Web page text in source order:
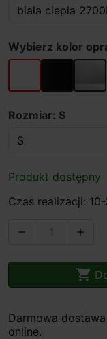
Wybierz kolor
biały czarnyszary
Rozmiar: S
Produkt dostępny
Czas realizacji:
 

Darmowa
online.